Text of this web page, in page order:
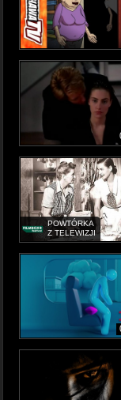
POWTÓRKA
Z TELEWIZJI